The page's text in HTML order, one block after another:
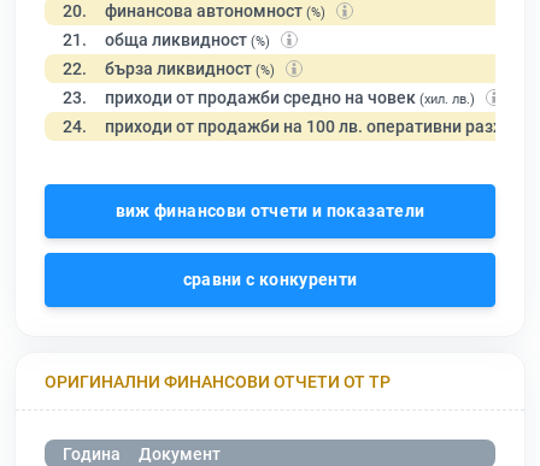
20. финансова автономност (%)
21. обща ликвидност (%)
22. бърза ликвидност (%)
23. приходи от продажби средно на човек (хил. лв.)
24. приходи от продажби на 100 лв. оперативни разходи
виж финансови отчети и показатели
сравни с конкуренти
ОРИГИНАЛНИ ФИНАНСОВИ ОТЧЕТИ ОТ ТР
Година
Документ